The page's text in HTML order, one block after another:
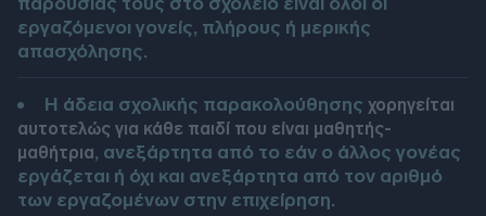
εργαζόμενοι γονείς, πλήρους ή μερικής
απασχόλησης.
Η άδεια σχολικής παρακολούθησης χορηγείται
αυτοτελώς για κάθε παιδί που είναι μαθητής-
μαθήτρια, ανεξάρτητα από το εάν ο άλλος γονέας
εργάζεται ή όχι και ανεξάρτητα από τον αριθμό
των εργαζομένων στην επιχείρηση.